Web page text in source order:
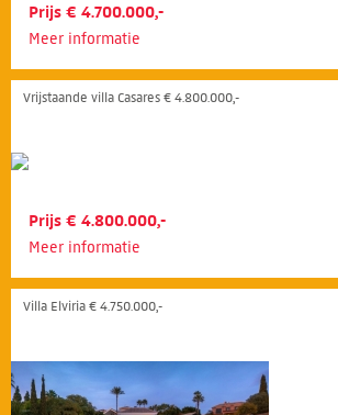
Prijs € 4.700.000,-
Meer informatie
Vrijstaande villa Casares € 4.800.000,-
Prijs € 4.800.000,-
Meer informatie
Villa Elviria € 4.750.000,-